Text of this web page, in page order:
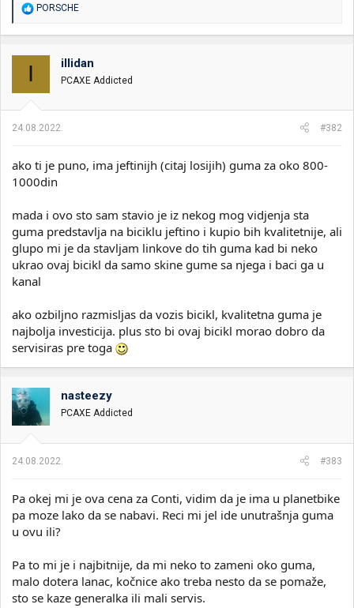
R
o
n
:
PORSCHE
I illidan
PCAXE Addicted
24.08.2022. #382
ako ti je puno, ima jeftinijh (citaj losijih) guma za oko 800-
1000din
mada i ovo sto sam stavio je iz nekog mog vidjenja sta
guma predstavlja na biciklu jeftino i kupio bih kvalitetnije, ali
glupo mi je da stavljam linkove do tih guma kad bi neko
ukrao ovaj bicikl da samo skine gume sa njega i baci ga u
kanal
ako ozbiljno razmisljas da vozis bicikl, kvalitetna guma je
najbolja investicija. plus sto bi ovaj bicikl morao dobro da
servisiras pre toga
nasteezy
PCAXE Addicted
24.08.2022. #383
Pa okej mi je ova cena za Conti, vidim da je ima u planetbike
pa moze lako da se nabavi. Reci mi jel ide unutrašnja guma
u ovu ili?
Pa to mi je i najbitnije, da mi neko to zameni oko guma,
malo dotera lanac, kočnice ako treba nesto da se pomaže,
sto se kaze generalka ili mali servis.